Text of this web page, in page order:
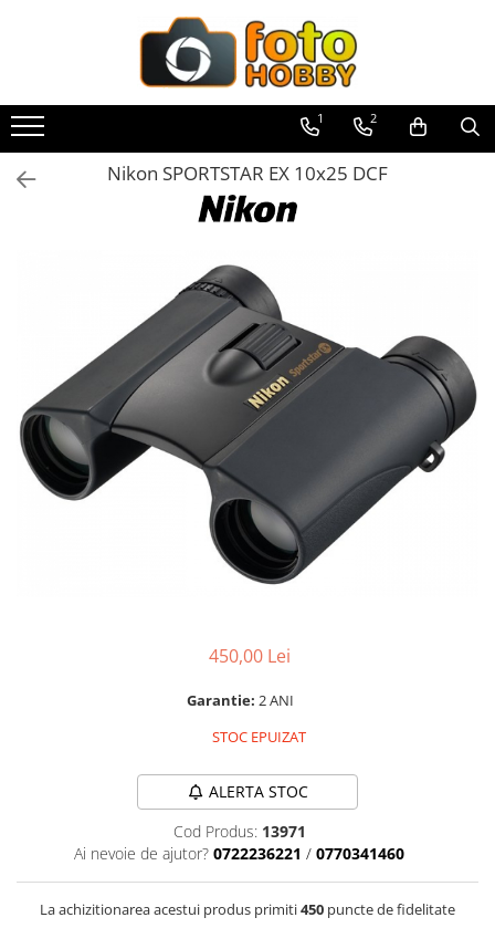
Aparate Foto
Aparate Foto Mirrorless
Aparate Foto DSLR
Obiective foto si accesorii
Obiective Mirorless
Obiective DSLR
Huse si tocuri protectie obiective
Obiective Cinematice
Filtre White Balance
Convertoare pe filet foto video
Curatare si intretinere
1 2
Nikon SPORTSTAR EX 10x25 DCF
450,00 Lei
Garantie: 2 ANI
STOC EPUIZAT
ALERTA STOC
Cod Produs: 13971
Ai nevoie de ajutor? 0722236221 / 0770341460
La achizitionarea acestui produs primiti450 puncte de fidelitate